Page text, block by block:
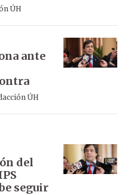
ÚH
ante
ÚH
del
seguir